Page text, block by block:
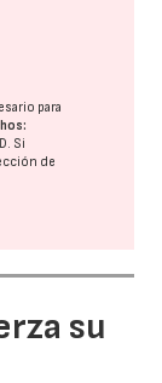
para
. Si
de
su
07/2026